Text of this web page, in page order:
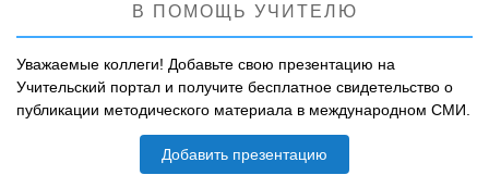
В ПОМОЩЬ УЧИТЕЛЮ
Уважаемые коллеги! Добавьте свою презентацию на
Учительский портал и получите бесплатное свидетельство о
публикации методического материала в международном СМИ.
Добавить презентацию